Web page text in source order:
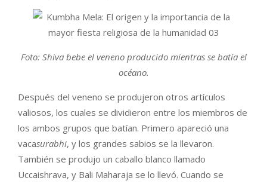
Foto: Shiva bebe el veneno producido mientras se batía el
océano.
Después del veneno se produjeron otros artículos
valiosos, los cuales se dividieron entre los miembros de
los ambos grupos que batían. Primero apareció una
vacasurabhi, y los grandes sabios se la llevaron.
También se produjo un caballo blanco llamado
Uccaishrava, y Bali Maharaja se lo llevó. Cuando se